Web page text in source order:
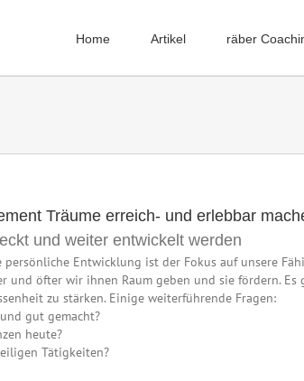
Home Artikel räber
Träume erreich- und erlebbar
und weiter entwickelt werden
Entwicklung ist der Fokus auf unsere
und öfter wir ihnen Raum geben und sie fördern. Es
zu stärken. Einige weiterführende Fragen:
gut gemacht?
heute?
Tätigkeiten?